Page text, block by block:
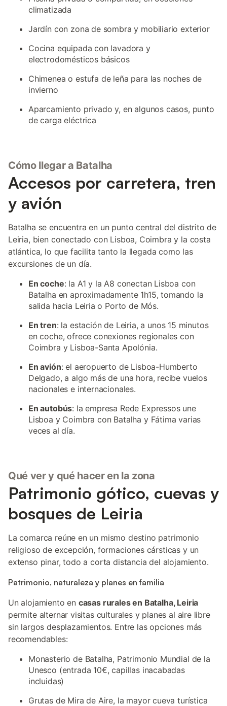
climatizada
Jardín con zona de sombra y mobiliario exterior
Cocina equipada con lavadora y
electrodomésticos básicos
Chimenea o estufa de leña para las noches de
invierno
Aparcamiento privado y, en algunos casos, punto
de carga eléctrica
Cómo llegar a Batalha
Accesos por carretera, tren
y avión
Batalha se encuentra en un punto central del distrito de
Leiria, bien conectado con Lisboa, Coimbra y la costa
atlántica, lo que facilita tanto la llegada como las
excursiones de un día.
En coche: la A1 y la A8 conectan Lisboa con
Batalha en aproximadamente 1h15, tomando la
salida hacia Leiria o Porto de Mós.
En tren: la estación de Leiria, a unos 15 minutos
en coche, ofrece conexiones regionales con
Coimbra y Lisboa-Santa Apolónia.
En avión: el aeropuerto de Lisboa-Humberto
Delgado, a algo más de una hora, recibe vuelos
nacionales e internacionales.
En autobús: la empresa Rede Expressos une
Lisboa y Coimbra con Batalha y Fátima varias
veces al día.
Qué ver y qué hacer en la zona
Patrimonio gótico, cuevas y
bosques de Leiria
La comarca reúne en un mismo destino patrimonio
religioso de excepción, formaciones cársticas y un
extenso pinar, todo a corta distancia del alojamiento.
Patrimonio, naturaleza y planes en familia
Un alojamiento en casas rurales en Batalha, Leiria
permite alternar visitas culturales y planes al aire libre
sin largos desplazamientos. Entre las opciones más
recomendables:
Monasterio de Batalha, Patrimonio Mundial de la
Unesco (entrada 10€, capillas inacabadas
incluidas)
Grutas de Mira de Aire, la mayor cueva turística